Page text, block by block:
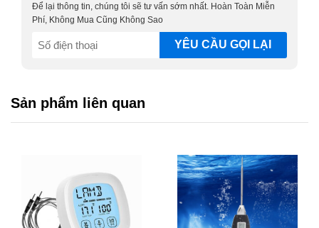
Thiết kế trơn nhẵn hiện đại của đồng hồ hẹn giờ nấu ăn
đại. Kích thước nhỏ nhắn nằm gọn trong lòng bàn tay. Bạn
có thể dễ dàng đặt đồng hồ trên kệ bếp, trên mặt bàn bếp
mà không sợ vương víu.
Chất liệu vỏ đồng hồ từ inox cao cấp, đảm bảo vệ sinh an
Để lại thông tin, chúng tôi sẽ tư vấn sớm nhất. Hoàn Toàn Miễn
Phí, Không Mua Cũng Không Sao
SĐT
Sản phẩm liên quan